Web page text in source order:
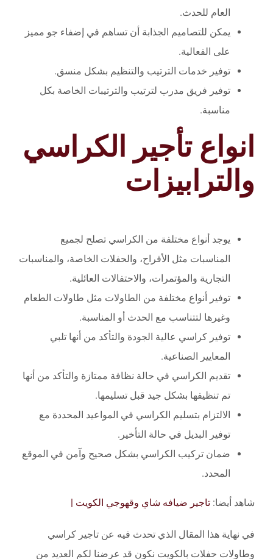
العام للحدث.
يمكن للتصاميم الجذابة أن تساهم في إضفاء جو مميز
على الفعالية.
توفير خدمات الترتيب والتنظيم بشكل منسق.
توفير فريق مدرب لترتيب والترتيبات الخاصة بكل
مناسبة.
انواع تأجير الكراسي
والترابيزات
يوجد أنواع مختلفة من الكراسي تصلح لجميع
المناسبات مثل الأفراح، والحفلات الخاصة، والمناسبات
التجارية والمؤتمرات، والاحتفالات العائلية.
توفير أنواع مختلفة من الطاولات مثل طاولات الطعام
وغيرها لتتناسب مع الحدث أو المناسبة.
توفير كراسي عالية الجودة والتأكد من أنها تلبي
المعايير الصناعية.
تقديم الكراسي في حالة نظافة ممتازة والتأكد من أنها
تم تنظيفها بشكل جيد قبل تسليمها.
الالتزام بتسليم الكراسي في المواعيد المحددة مع
توفير البديل في حالة التأخير.
ضمان تركيب الكراسي بشكل صحيح وآمن في الموقع
المحدد.
شاهد أيضا: تاجير ضيافه شاي وقهوجي الكويت |
في نهاية هذا المقال الذي تحدث فيه عن تاجير كراسي
وطاولات حفلات بالكويت نكون قد عرضنا لكم العديد من